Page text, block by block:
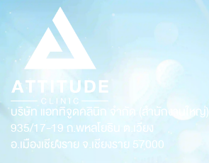
บริษัท แอททิจูดคลินิก จำกัด (สำนักงานใหญ่)
935/17-19 ถ.พหลโยธิน ต.เวียง
อ.เมืองเชียงราย จ.เชียงราย 57000